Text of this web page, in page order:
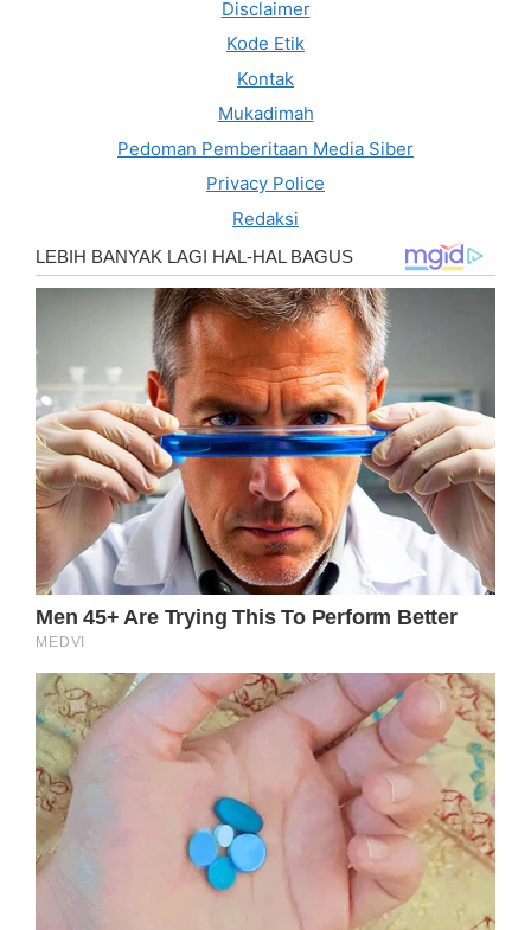
Disclaimer
Kode Etik
Kontak
Mukadimah
Pedoman Pemberitaan Media Siber
Privacy Police
Redaksi